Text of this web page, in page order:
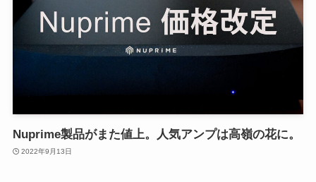
Nuprime製品がまた値上。人気アンプは高嶺の花に。
2022年9月13日